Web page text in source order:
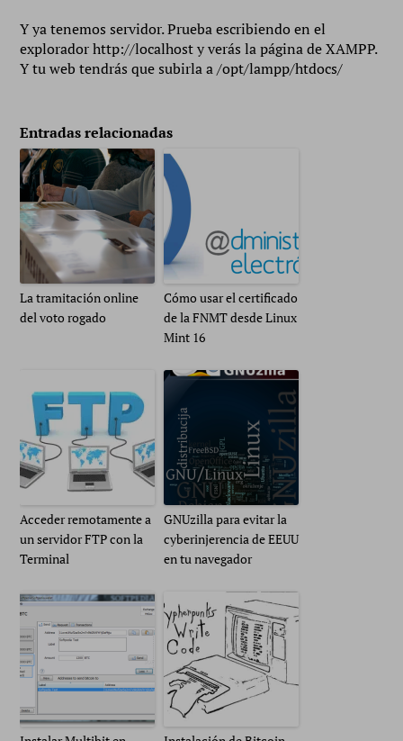
Y ya tenemos servidor. Prueba escribiendo en el
explorador http://localhost y verás la página de XAMPP.
Y tu web tendrás que subirla a /opt/lampp/htdocs/
Entradas relacionadas
La tramitación online
del voto rogado
Cómo usar el certificado
de la FNMT desde Linux
Mint 16
Acceder remotamente a
un servidor FTP con la
Terminal
GNUzilla para evitar la
cyberinjerencia de EEUU
en tu navegador